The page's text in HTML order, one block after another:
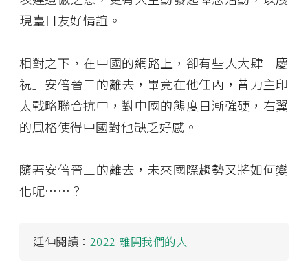
現臺日友好情誼。
相對之下，在中國的網路上，卻有些人大肆「慶
祝」安倍晉三的離去，畢竟在他任內，曾力主印
太戰略聯合抗中，對中國的態度日漸強硬，右翼
的風格使得中國對他缺乏好感。
隨著安倍晉三的離去，未來國際趨勢又將如何變
化呢……？
延伸閱讀： 2022 離開我們的人